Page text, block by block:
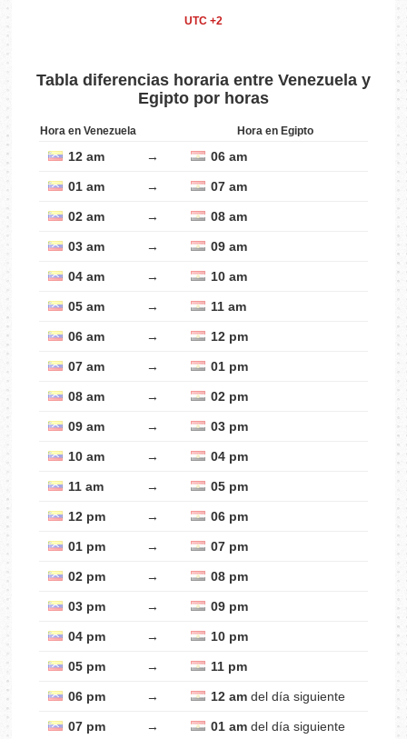
UTC +2
Tabla diferencias horaria entre Venezuela y
Egipto por horas
Hora en Venezuela Hora en Egipto
12 am → 06 am
01 am → 07 am
02 am → 08 am
03 am → 09 am
04 am → 10 am
05 am → 11 am
06 am → 12 pm
07 am → 01 pm
08 am → 02 pm
09 am → 03 pm
10 am → 04 pm
11 am → 05 pm
12 pm → 06 pm
01 pm → 07 pm
02 pm → 08 pm
03 pm → 09 pm
04 pm → 10 pm
05 pm → 11 pm
06 pm → 12 am del día siguiente
07 pm → 01 am del día siguiente